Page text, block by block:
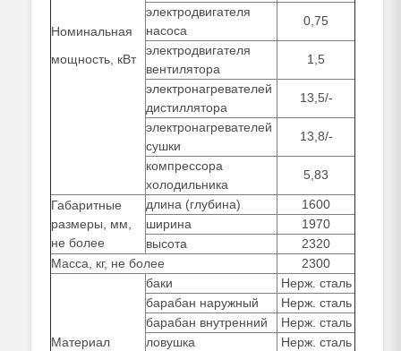
Номинальная
мощность, кВт
электродвигателя
насоса
0,75
электродвигателя
вентилятора
1,5
электронагревателей
дистиллятора
13,5/-
электронагревателей
сушки
13,8/-
компрессора
холодильника
5,83
Габаритные
размеры, мм,
не более
длина (глубина)
1600
ширина
1970
высота
2320
Масса, кг, не более
2300
Материал
баки
Нерж. сталь
барабан наружный
Нерж. сталь
барабан внутренний
Нерж. сталь
ловушка
Нерж. сталь